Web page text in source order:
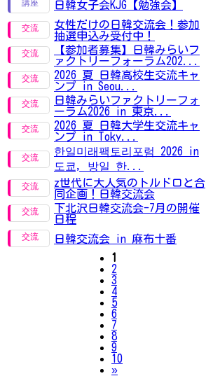
日韓女子会KJG【勉強会】
女性だけの日韓交流会！参加
抽選申込み受付中！
【参加者募集】日韓みらいフ
ァクトリーフォーラム202...
2026 夏 日韓高校生交流キャ
ンプ in Seou...
日韓みらいファクトリーフォ
ーラム2026 in 東京...
2026 夏 日韓大学生交流キャ
ンプ in Toky...
한일미래팩토리포럼 2026 in
도쿄, 방일 한...
z世代に大人気のトルドロと合
同企画！日韓交流会
下北沢日韓交流会-7月の開催
日程
日韓交流会 in 麻布十番
1
2
3
4
5
6
7
8
9
10
»Next